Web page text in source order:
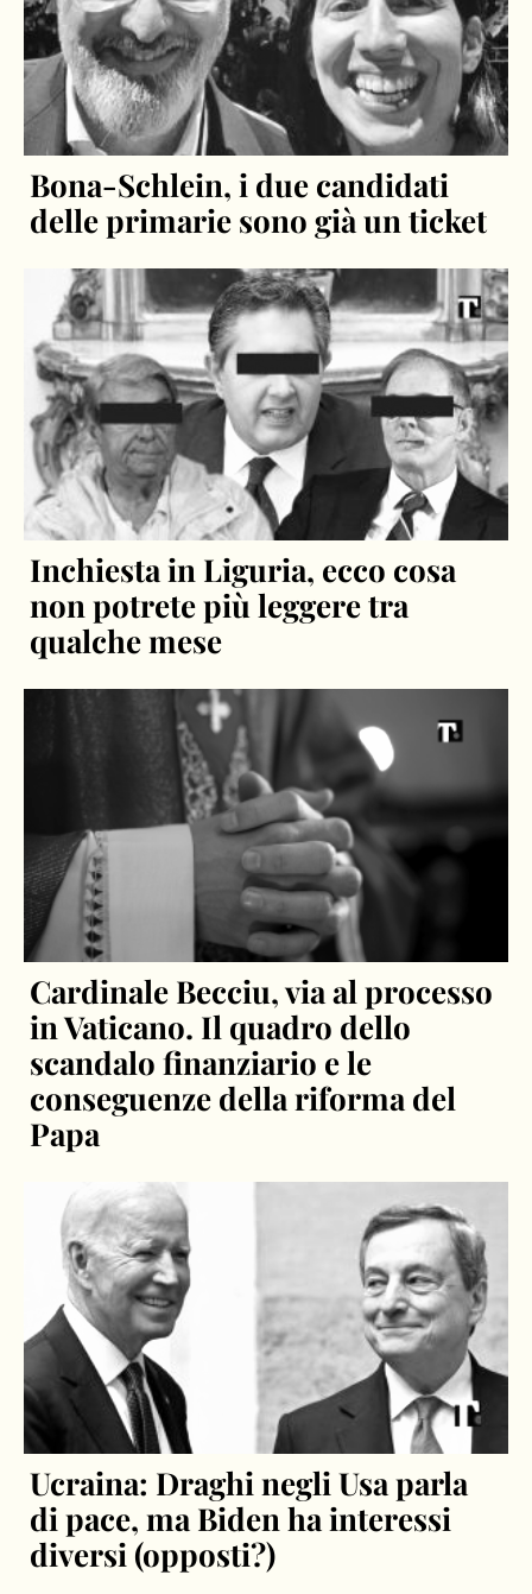
Bona-Schlein, i due candidati
delle primarie sono già un ticket
Inchiesta in Liguria, ecco cosa
non potrete più leggere tra
qualche mese
Cardinale Becciu, via al processo
in Vaticano. Il quadro dello
scandalo finanziario e le
conseguenze della riforma del
Papa
Ucraina: Draghi negli Usa parla
di pace, ma Biden ha interessi
diversi (opposti?)